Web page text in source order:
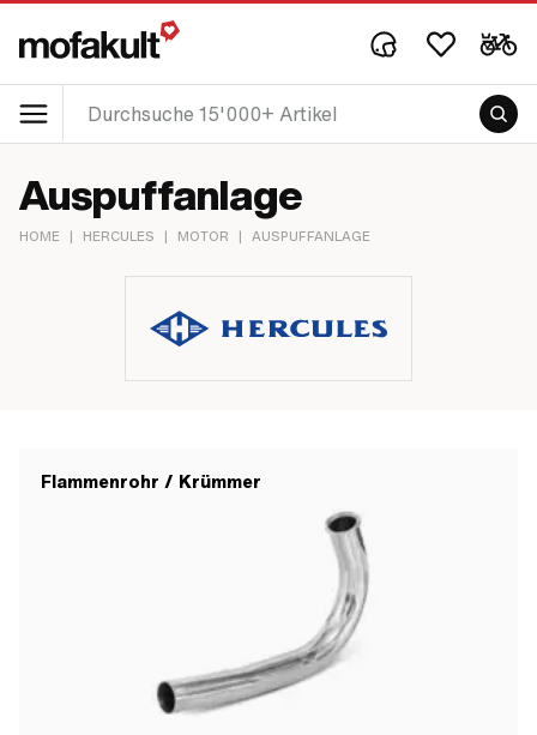
Auspuffanlage
HOME | HERCULES | MOTOR | AUSPUFFANLAGE
Flammenrohr / Krümmer